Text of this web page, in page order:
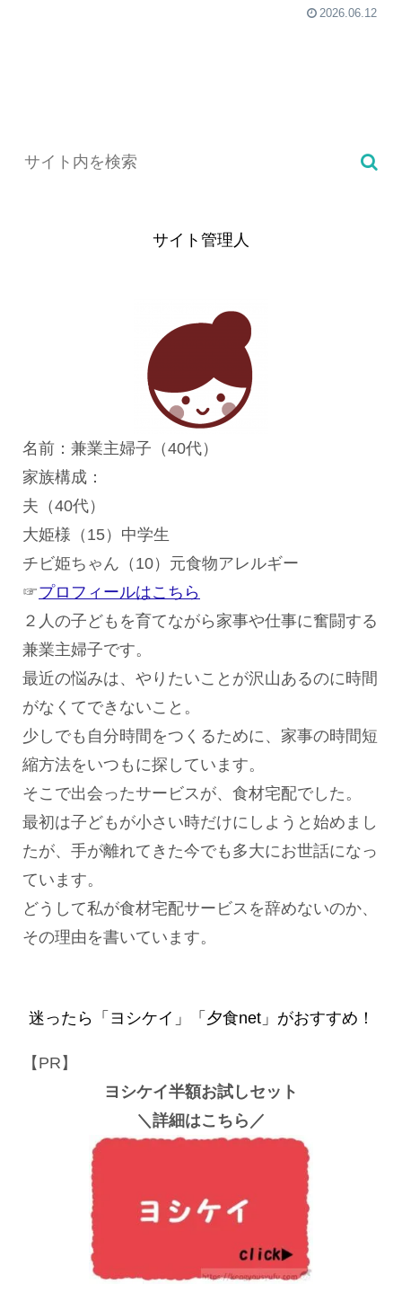
カロリーをコントロールしたいですよね
2026.06.12
サイト管理人
名前：兼業主婦子（40代）
家族構成：
夫（40代）
大姫様（15）中学生
チビ姫ちゃん（10）元食物アレルギー
☞プロフィールはこちら
２人の子どもを育てながら家事や仕事に奮闘する
兼業主婦子です。
最近の悩みは、やりたいことが沢山あるのに時間
がなくてできないこと。
少しでも自分時間をつくるために、家事の時間短
縮方法をいつもに探しています。
そこで出会ったサービスが、食材宅配でした。
最初は子どもが小さい時だけにしようと始めまし
たが、手が離れてきた今でも多大にお世話になっ
ています。
どうして私が食材宅配サービスを辞めないのか、
その理由を書いています。
迷ったら「ヨシケイ」「夕食net」がおすすめ！
【PR】
ヨシケイ半額お試しセット
＼詳細はこちら／